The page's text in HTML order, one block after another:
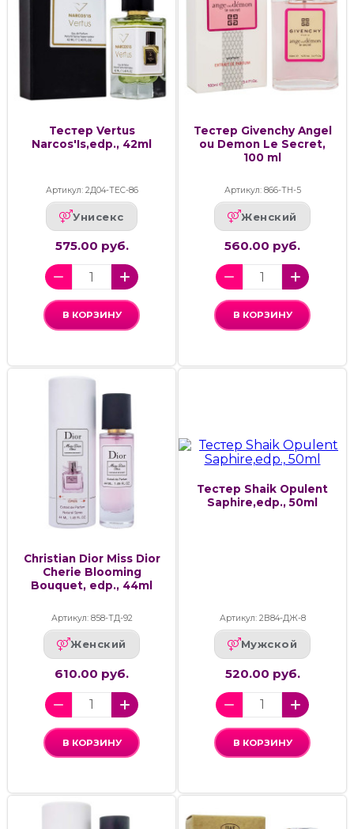
Тестер Vertus
Narcos'Is,edp., 42ml
Артикул: 2Д04-ТЕС-86
Унисекс
575.00 руб.
В КОРЗИНУ
Тестер Givenchy Angel
ou Demon Le Secret,
100 ml
Артикул: 866-ТН-5
Женский
560.00 руб.
В КОРЗИНУ
Christian Dior Miss Dior
Cherie Blooming
Bouquet, edp., 44ml
Артикул: 858-ТД-92
Женский
610.00 руб.
В КОРЗИНУ
Тестер Shaik Opulent
Saphire,edp., 50ml
Артикул: 2В84-ДЖ-8
Мужской
520.00 руб.
В КОРЗИНУ